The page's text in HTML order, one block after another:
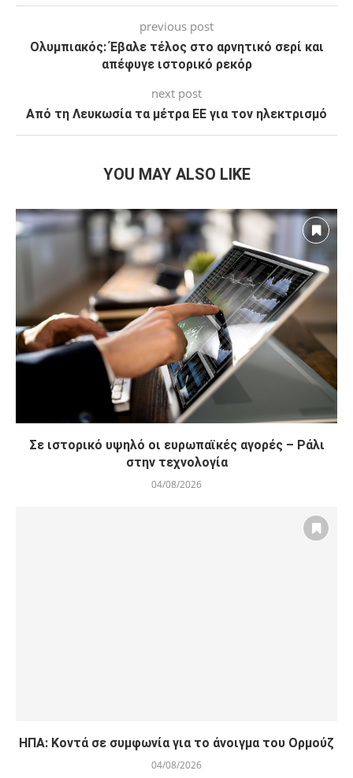
previous post
Ολυμπιακός: Έβαλε τέλος στο αρνητικό σερί και
απέφυγε ιστορικό ρεκόρ
next post
Από τη Λευκωσία τα μέτρα ΕΕ για τον ηλεκτρισμό
YOU MAY ALSO LIKE
Σε ιστορικό υψηλό οι ευρωπαϊκές αγορές – Ράλι
στην τεχνολογία
04/08/2026
ΗΠΑ: Κοντά σε συμφωνία για το άνοιγμα του Ορμούζ
04/08/2026